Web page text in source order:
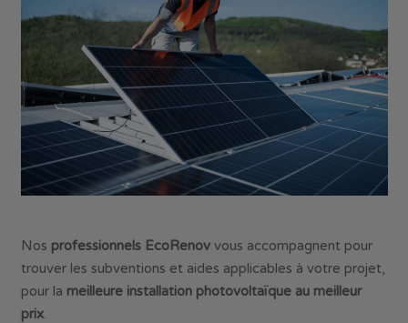
Nos professionnels EcoRenovvous accompagnent pour
trouver les subventions et aides applicables à votre projet,
pour la meilleure installation photovoltaïque au meilleur
prix.